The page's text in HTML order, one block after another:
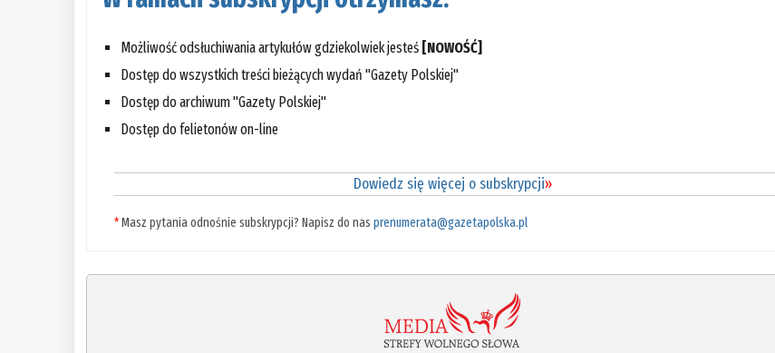
Możliwość odsłuchiwania artykułów gdziekolwiek jesteś [NOWOŚĆ]
Dostęp do wszystkich treści bieżących wydań "Gazety Polskiej"
Dostęp do archiwum "Gazety Polskiej"
Dostęp do felietonów on-line
Dowiedz się więcej o subskrypcji»
*Masz pytania odnośnie subskrypcji? Napisz do nasprenumerata@gazetapolska.pl